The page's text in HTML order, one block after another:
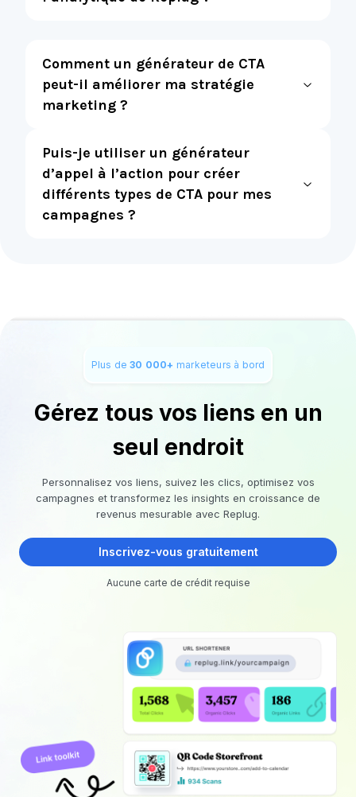
Comment un générateur de CTA
peut-il améliorer ma stratégie
marketing ?
Puis-je utiliser un générateur
d’appel à l’action pour créer
différents types de CTA pour mes
campagnes ?
Plus de30 000+ marketeurs à bord
Gérez tous vos liens en un
seul endroit
Personnalisez vos liens, suivez les clics, optimisez vos
campagnes et transformez les insights en croissance de
revenus mesurable avec Replug.
Inscrivez-vous gratuitement
Aucune carte de crédit requise